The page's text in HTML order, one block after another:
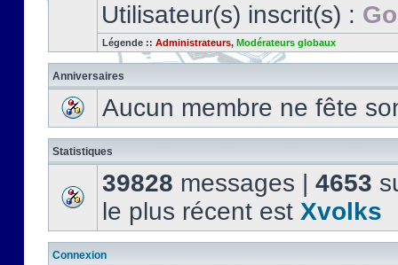
Utilisateur(s) inscrit(s) :
Légende :: Administrateurs, Modérateurs globaux
Anniversaires
Aucun membre ne fête
Statistiques
39828 messages | 4653
le plus récent est Xvolks
Connexion